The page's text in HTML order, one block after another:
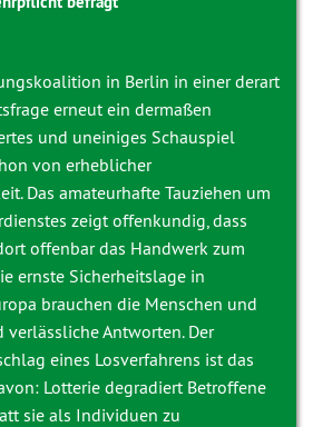
in Berlin in einer derart
erneut ein dermaßen
und uneiniges Schauspiel
von erheblicher
Das amateurhafte Tauziehen um
zeigt offenkundig, dass
offenbar das Handwerk zum
ernste Sicherheitslage in
brauchen die Menschen und
verlässliche Antworten. Der
eines Losverfahrens ist das
Lotterie degradiert Betroffene
sie als Individuen zu